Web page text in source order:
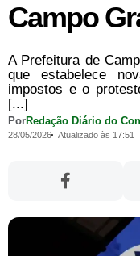
Campo
A Prefeitura de
que estabelece
impostos e o
[...]
PorRedação Diário do
28/05/2026 Atualizado às 17:51